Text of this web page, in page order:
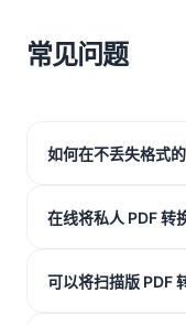
常见问题
如何在不丢失格式
只需将文件上传至
表格保持在正确位
在线将私人 PDF 转
安全。我们使用
可以将扫描版 PDF